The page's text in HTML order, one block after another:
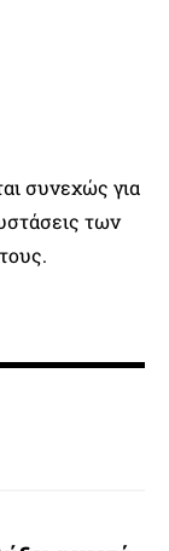
συνεχώς για
των